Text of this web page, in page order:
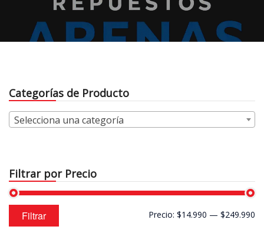
MI CUENTA
Categorías de Producto
Selecciona una categoría
Filtrar por Precio
Precio
mínimo
Precio
máximo
Filtrar Precio: $14.990 — $249.990